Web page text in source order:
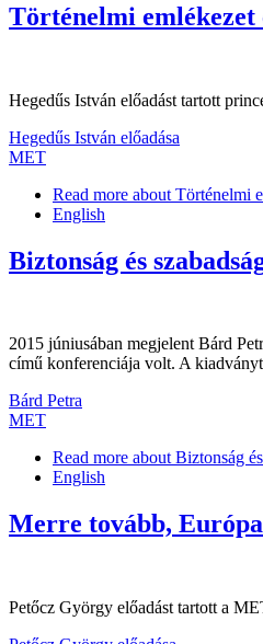
Történelmi
Hegedűs István előadást tartott
Hegedűs István előadása
MET
Read more about Történelmi
English
Biztonság és
2015 júniusában megjelent Bárd
című konferenciája volt. A
Bárd Petra
MET
Read more about Biztonság
English
Merre tovább,
Petőcz György előadást tartott a